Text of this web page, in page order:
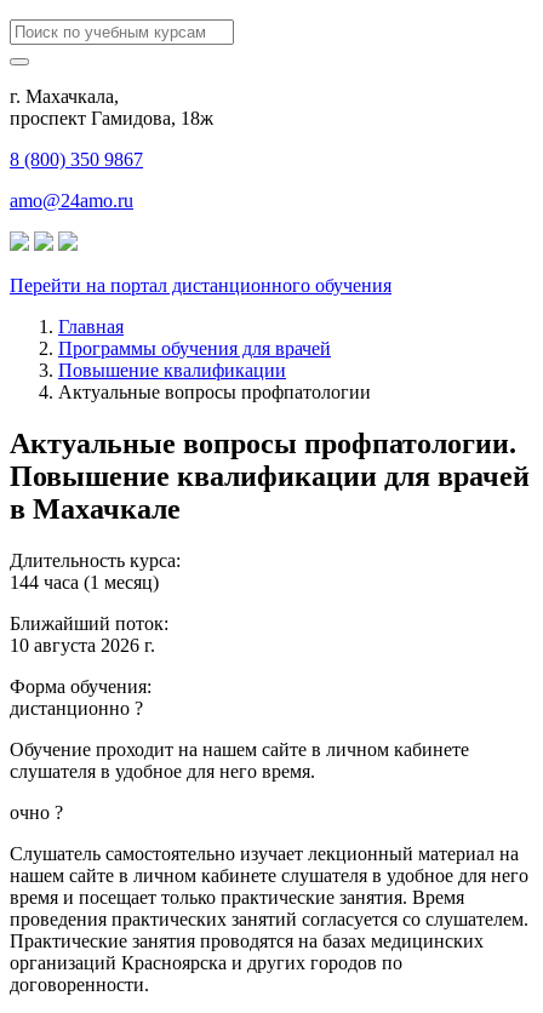
г. Махачкала,
​проспект Гамидова, 18ж
8 (800) 350 9867
amo@24amo.ru
Перейти на портал дистанционного обучения
Главная
Программы обучения для врачей
Повышение квалификации
Актуальные вопросы профпатологии
Актуальные вопросы профпатологии.
Повышение квалификации для врачей
в Махачкале
Длительность курса:
144 часа (1 месяц)
Ближайший поток:
10 августа 2026 г.
Форма обучения:
дистанционно ?
Обучение проходит на нашем сайте в личном кабинете
слушателя в удобное для него время.
очно ?
Слушатель самостоятельно изучает лекционный материал на
нашем сайте в личном кабинете слушателя в удобное для него
время и посещает только практические занятия. Время
проведения практических занятий согласуется со слушателем.
Практические занятия проводятся на базах медицинских
организаций Красноярска и других городов по
договоренности.